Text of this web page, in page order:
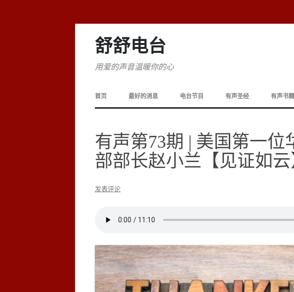
舒舒电台
用爱的声音温暖你的心
首页 最好的消息 电台节目 有声圣经 有声书籍
有声第73期 | 美国第一位
部部长赵小兰【见证如云
发表评论